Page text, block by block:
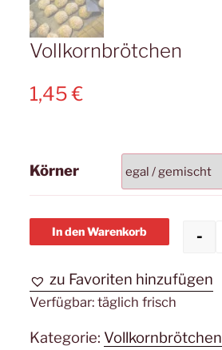
Vollkornbrötchen
1,45€
Körner
-
In den Warenkorb
zu Favoriten hinzufügen
Verfügbar: täglich frisch
Kategorie: Vollkornbrötchen